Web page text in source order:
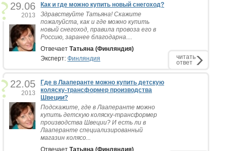
29.06
2013
Как и где можно купить новый снегоход?
Здравствуйте Татьяна! Скажите
пожалуйста, как и где можно купить
новый снегоход, правила провоза его в
Россию, заранее благодарна....
Отвечает Татьяна (Финляндия)
Эксперт: Финляндия читать
ответ
22.05
2013
Где в Лааперанте можно купить детскую
коляску-трансформер производства
Швеции?
Подскажите, где в Лааперанте можно
купить детскую коляску-трансформер
производства Швеции? И есть ли в
Лааперанте специализированный
магазин колясо...
Отвечает Татьяна (Финляндия)